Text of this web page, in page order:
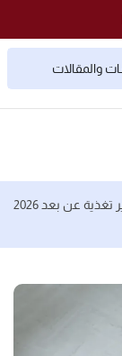
ماجستير تغذية عن بعد 2026